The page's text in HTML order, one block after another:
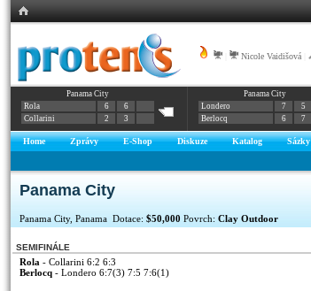
Nicole Vaidišová
Panama City
Rola
6
6
Collarini
2 3
Panama City
Londero
7 5
Berlocq
6 7
Home Zprávy E-Shop Diskuze Katalog Sázky
Panama City
Panama City, Panama Dotace: $50,000 Povrch: Clay Outdoor
SEMIFINÁLE
Rola - Collarini 6:2 6:3
Berlocq - Londero 6:7(3) 7:5 7:6(1)